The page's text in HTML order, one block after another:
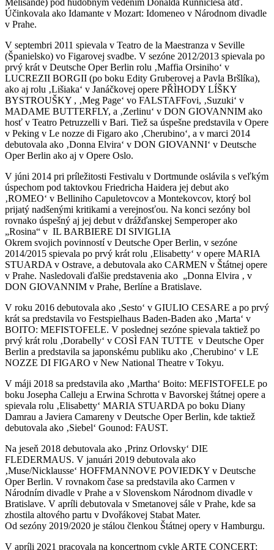
Účinkovala ako Idamante v Mozart: Idomeneo v Národnom divadle
v Prahe.
V septembri 2011 spievala v Teatro de la Maestranza v Seville
(Španielsko) vo Figarovej svadbe. V sezóne 2012/2013 spievala po
prvý krát v Deutsche Oper Berlin rolu ‚Maffia Orsiniho‘ v
LUCREZII BORGII (po boku Edity Gruberovej a Pavla Bršlíka),
ako aj rolu ‚Lišiaka‘ v Janáčkovej opere PŘÌHODY LÍŠKY
BYSTROUŠKY , ‚Meg Page‘ vo FALSTAFFovi, ‚Suzuki‘ v
MADAME BUTTERFLY, a ‚Zerlinu‘ v DON GIOVANNIM ako
hosť v Teatro Petruzzelli v Bari. Tiež sa úspešne predstavila v Opere
v Peking v Le nozze di Figaro ako ‚Cherubino‘, a v marci 2014
debutovala ako ‚Donna Elvira‘ v DON GIOVANNI‘ v Deutsche
Oper Berlin ako aj v Opere Oslo.
V júni 2014 pri príležitosti Festivalu v Dortmunde oslávila s veľkým
úspechom pod taktovkou Friedricha Haidera jej debut ako
‚ROMEO‘ v Belliniho Capuletovcov a Montekovcov, ktorý bol
prijatý nadšenými kritikami a verejnosťou. Na konci sezóny bol
rovnako úspešný aj jej debut v drážďanskej Semperoper ako
„Rosina“ v IL BARBIERE DI SIVIGLIA
Okrem svojich povinností v Deutsche Oper Berlin, v sezóne
2014/2015 spievala po prvý krát rolu ‚Elisabetty‘ v opere MARIA
STUARDA v Ostrave, a debutovala ako CARMEN v Štátnej opere
v Prahe. Nasledovali ďalšie predstavenia ako „Donna Elvira ‚ v
DON GIOVANNIM v Prahe, Berlíne a Bratislave.
V roku 2016 debutovala ako ‚Sesto‘ v GIULIO CESARE a po prvý
krát sa predstavila vo Festspielhaus Baden-Baden ako ‚Marta‘ v
BOITO: MEFISTOFELE. V poslednej sezóne spievala taktiež po
prvý krát rolu ‚Dorabelly‘ v COSÌ FAN TUTTE v Deutsche Oper
Berlin a predstavila sa japonskému publiku ako ‚Cherubino‘ v LE
NOZZE DI FIGARO v New National Theatre v Tokyu.
V máji 2018 sa predstavila ako ‚Martha‘ Boito: MEFISTOFELE po
boku Josepha Calleju a Erwina Schrotta v Bavorskej štátnej opere a
spievala rolu ‚Elisabetty‘ MARIA STUARDA po boku Diany
Damrau a Javiera Camareny v Deutsche Oper Berlin, kde taktiež
debutovala ako ‚Siebel‘ Gounod: FAUST.
Na jeseň 2018 debutovala ako ‚Prinz Orlovsky‘ DIE
FLEDERMAUS. V januári 2019 debutovala ako
‚Muse/Nicklausse‘ HOFFMANNOVE POVIEDKY v Deutsche
Oper Berlin. V rovnakom čase sa predstavila ako Carmen v
Národním divadle v Prahe a v Slovenskom Národnom divadle v
Bratislave. V apríli debutovala v Smetanovej sále v Prahe, kde sa
zhostila altového partu v Dvořákovej Stabat Mater.
Od sezóny 2019/2020 je stálou členkou Štátnej opery v Hamburgu.
V apríli 2021 pracovala na koncertnom cykle ARTE CONCERT: